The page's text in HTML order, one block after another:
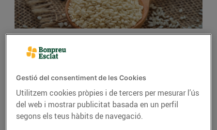
CONSELLS I HÀBITS SALUDABLES
Les llavors i els cereals,
la base d’una dieta sana
05/d’abril/2019
Gestió del consentiment de les Cookies
Utilitzem cookies pròpies i de tercers per mesurar l’ús
del web i mostrar publicitat basada en un perfil
segons els teus hàbits de navegació.